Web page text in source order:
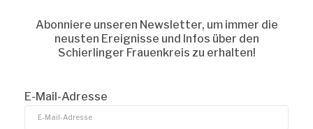
Abonniere unseren Newsletter, um immer die
neusten Ereignisse und Infos über den
Schierlinger Frauenkreis zu erhalten!
E-Mail-Adresse